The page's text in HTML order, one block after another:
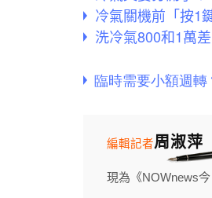
冷氣關機前「按1
洗冷氣800和1萬
周淑萍
編輯記者
現為《NOWnews